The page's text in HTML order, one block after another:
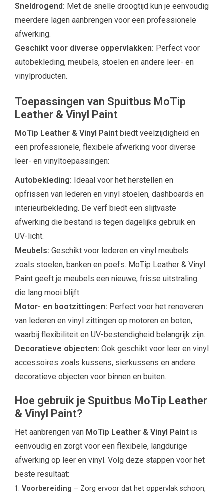
Sneldrogend: Met de snelle droogtijd kun je eenvoudig
meerdere lagen aanbrengen voor een professionele
afwerking.
Geschikt voor diverse oppervlakken: Perfect voor
autobekleding, meubels, stoelen en andere leer- en
vinylproducten.
Toepassingen van Spuitbus MoTip
Leather & Vinyl Paint
MoTip Leather & Vinyl Paint biedt veelzijdigheid en
een professionele, flexibele afwerking voor diverse
leer- en vinyltoepassingen:
Autobekleding: Ideaal voor het herstellen en
opfrissen van lederen en vinyl stoelen, dashboards en
interieurbekleding. De verf biedt een slijtvaste
afwerking die bestand is tegen dagelijks gebruik en
UV-licht.
Meubels: Geschikt voor lederen en vinyl meubels
zoals stoelen, banken en poefs. MoTip Leather & Vinyl
Paint geeft je meubels een nieuwe, frisse uitstraling
die lang mooi blijft.
Motor- en bootzittingen: Perfect voor het renoveren
van lederen en vinyl zittingen op motoren en boten,
waarbij flexibiliteit en UV-bestendigheid belangrijk zijn.
Decoratieve objecten: Ook geschikt voor leer en vinyl
accessoires zoals kussens, sierkussens en andere
decoratieve objecten voor binnen en buiten.
Hoe gebruik je Spuitbus MoTip Leather
& Vinyl Paint?
Het aanbrengen van MoTip Leather & Vinyl Paint is
eenvoudig en zorgt voor een flexibele, langdurige
afwerking op leer en vinyl. Volg deze stappen voor het
beste resultaat:
Voorbereiding – Zorg ervoor dat het oppervlak schoon,